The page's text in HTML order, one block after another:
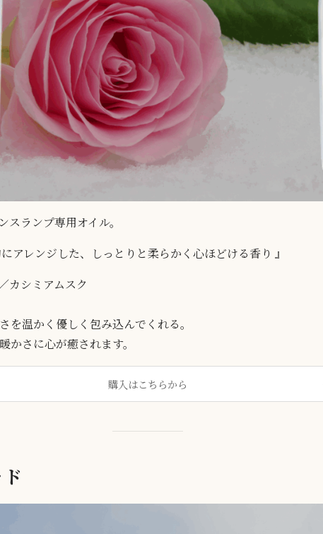
ランプ専用オイル。
アレンジした、しっとりと柔らかく心ほどける香り 』
カシミアムスク
を温かく優しく包み込んでくれる。
かさに心が癒されます。
購入はこちらから